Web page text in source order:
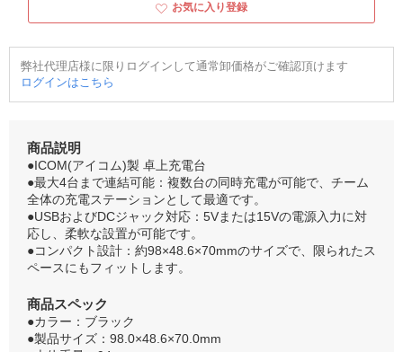
お気に入り登録
弊社代理店様に限りログインして通常卸価格がご確認頂けます
ログインはこちら
商品説明
●ICOM(アイコム)製 卓上充電台
●最大4台まで連結可能：複数台の同時充電が可能で、チーム
全体の充電ステーションとして最適です。
●USBおよびDCジャック対応：5Vまたは15Vの電源入力に対
応し、柔軟な設置が可能です。
●コンパクト設計：約98×48.6×70mmのサイズで、限られたス
ペースにもフィットします。
商品スペック
●カラー：ブラック
●製品サイズ：98.0×48.6×70.0mm